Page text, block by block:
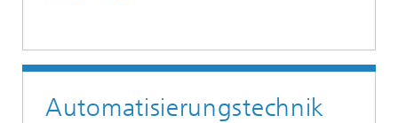
Automatisierungstechnik